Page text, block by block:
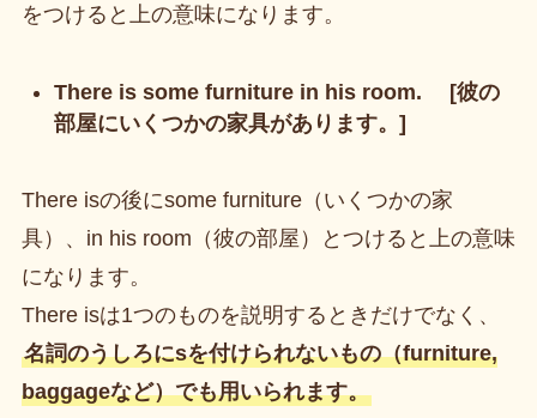
をつけると上の意味になります。
There is some furniture in his room. [彼の
部屋にいくつかの家具があります。]
There isの後にsome furniture（いくつかの家
具）、in his room（彼の部屋）とつけると上の意味
になります。
There isは1つのものを説明するときだけでなく、
名詞のうしろにsを付けられないもの（furniture,
baggageなど）でも用いられます。